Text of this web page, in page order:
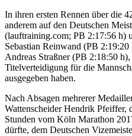
In ihren ersten Rennen über die
anderem auf den Deutschen
(lauftraining.com; PB 2:17:56 h)
Sebastian Reinwand (PB
Andreas Straßner (PB 2:18:50
Titelverteidigung für die
ausgegeben haben.
Nach Absagen mehrerer
Wattenscheider Hendrik Pfeiffer,
Stunden vom Köln Marathon
dürfte, dem Deutschen